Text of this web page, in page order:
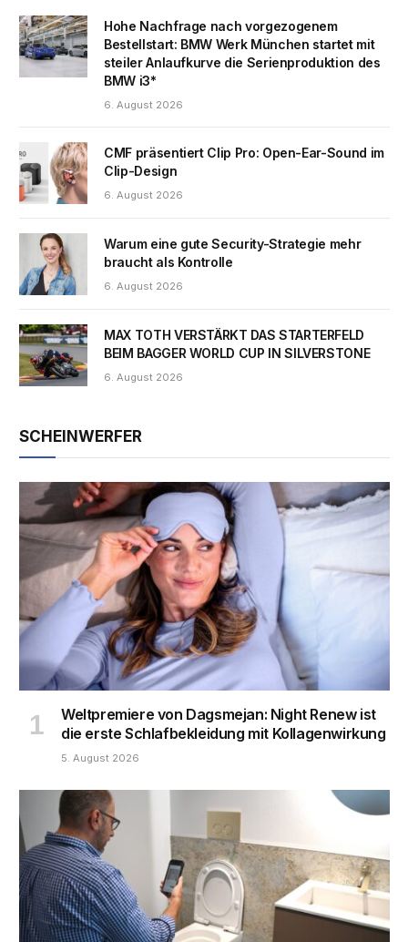
Hohe Nachfrage nach vorgezogenem
Bestellstart: BMW Werk München startet mit
steiler Anlaufkurve die Serienproduktion des
BMW i3*
6. August 2026
CMF präsentiert Clip Pro: Open-Ear-Sound im
Clip-Design
6. August 2026
Warum eine gute Security-Strategie mehr
braucht als Kontrolle
6. August 2026
MAX TOTH VERSTÄRKT DAS STARTERFELD
BEIM BAGGER WORLD CUP IN SILVERSTONE
6. August 2026
SCHEINWERFER
Weltpremiere von Dagsmejan: Night Renew ist
die erste Schlafbekleidung mit Kollagenwirkung
5. August 2026